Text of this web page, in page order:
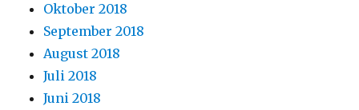
Oktober 2018
September 2018
August 2018
Juli 2018
Juni 2018